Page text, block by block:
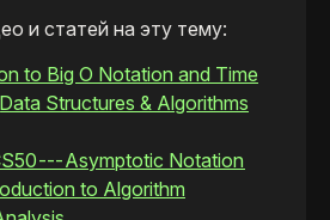
и статей на эту тему:
to Big O Notation and Time
Structures & Algorithms
--- Asymptotic Notation
to Algorithm